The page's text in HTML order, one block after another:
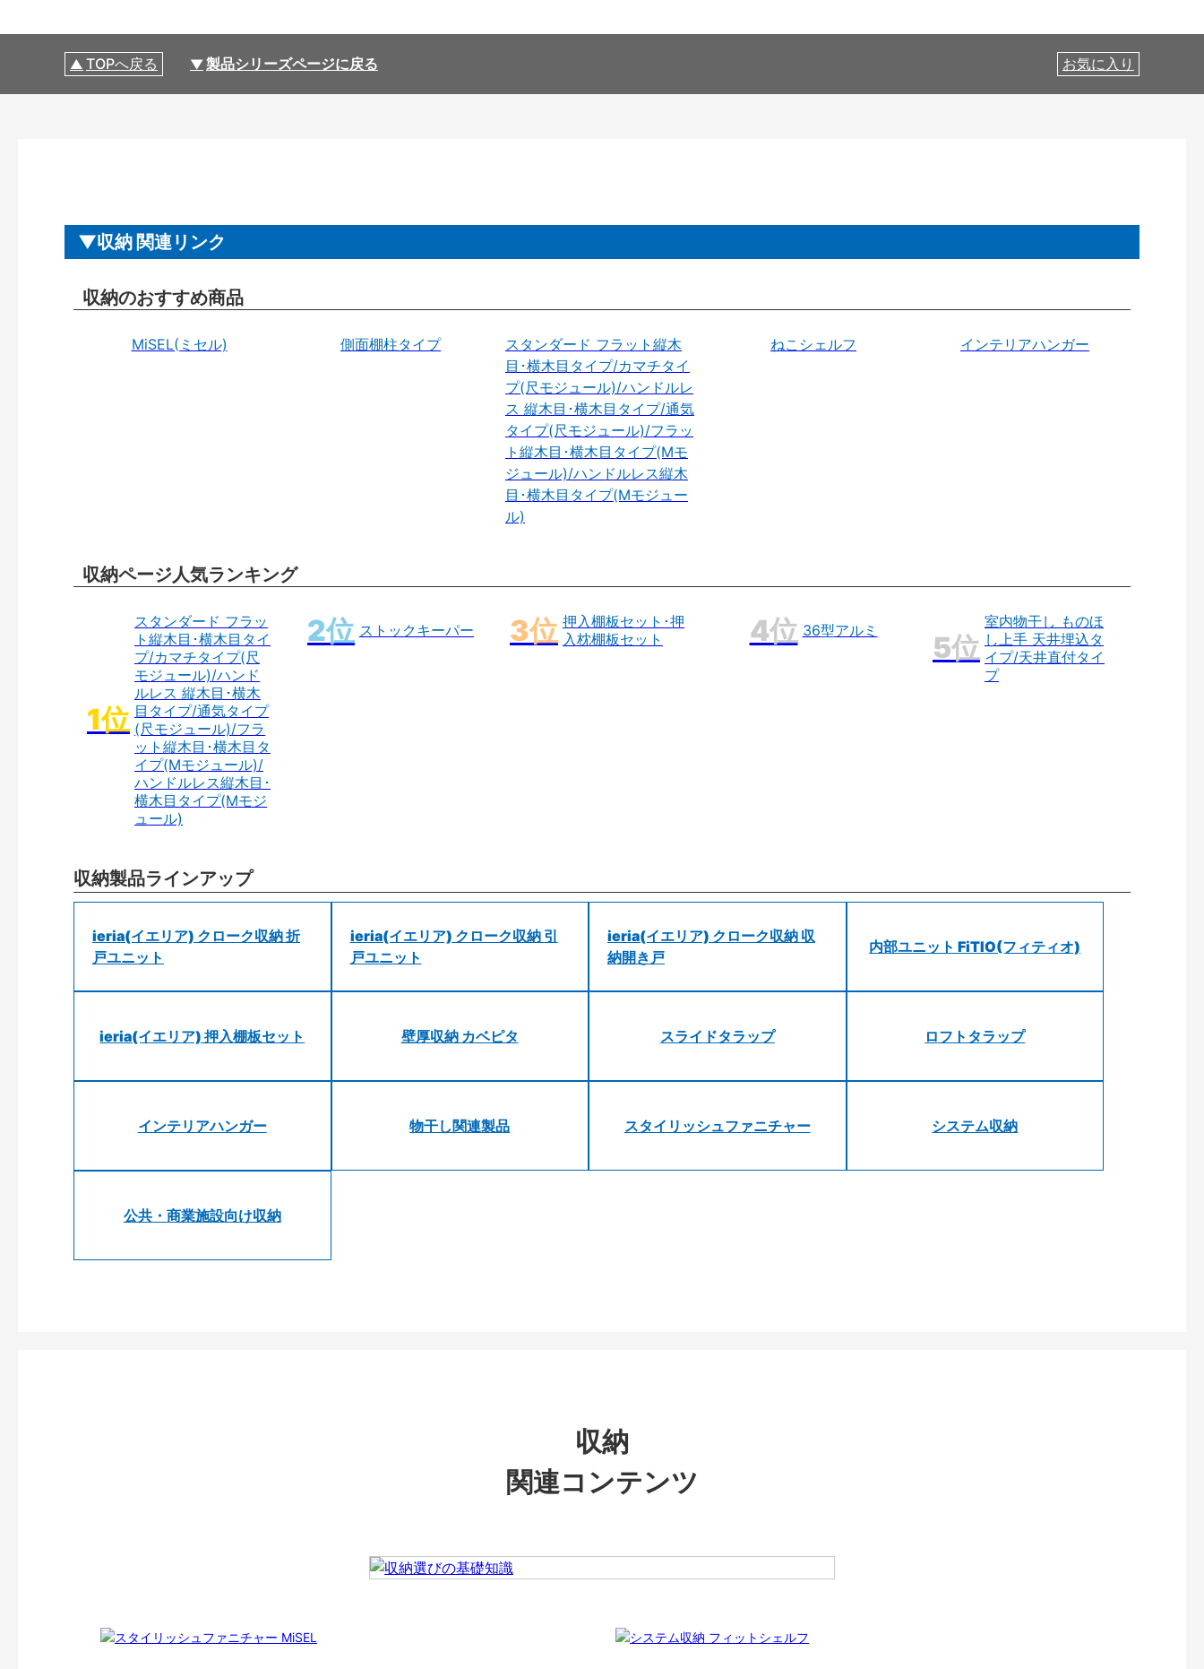
TOPへ戻る 製品シリーズページに戻る お気に入り
収納 関連リンク
収納のおすすめ商品
MiSEL(ミセル) 側面棚柱タイプ
スタンダード フラット縦木
目･横木目タイプ/カマチタイ
プ(尺モジュール)/ハンドルレ
ス 縦木目･横木目タイプ/通気
タイプ(尺モジュール)/フラッ
ト縦木目･横木目タイプ(Mモ
ジュール)/ハンドルレス縦木
目･横木目タイプ(Mモジュー
ル)
ねこシェルフ インテリアハンガー
収納ページ人気ランキング
スタンダード フラッ
ト縦木目･横木目タイ
プ/カマチタイプ(尺
モジュール)/ハンド
ルレス 縦木目･横木
目タイプ/通気タイプ
(尺モジュール)/フラ
ット縦木目･横木目タ
イプ(Mモジュール)/
ハンドルレス縦木目･
横木目タイプ(Mモジ
ュール)
ストックキーパー
押入棚板セット･押
入枕棚板セット
36型アルミ
室内物干し ものほ
し上手 天井埋込タ
イプ/天井直付タイ
プ
収納製品ラインアップ
ieria(イエリア) クローク収納 折
戸ユニット
ieria(イエリア) クローク収納 引
戸ユニット
ieria(イエリア) クローク収納 収
納開き戸
内部ユニット FiTIO(フィティオ)
ieria(イエリア) 押入棚板セット 壁厚収納 カベピタ スライドタラップ ロフトタラップ
インテリアハンガー 物干し関連製品 スタイリッシュファニチャー システム収納
公共・商業施設向け収納
収納
関連コンテンツ